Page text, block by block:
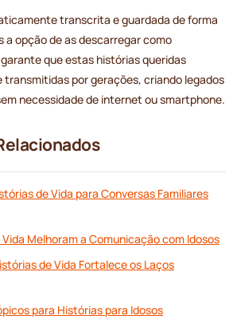
transcrita e guardada de forma
a opção de as descarregar como
que estas histórias queridas
transmitidas por gerações, criando legados
necessidade de internet ou smartphone.
de Vida para Conversas Familiares
Melhoram a Comunicação com Idosos
de Vida Fortalece os Laços
para Histórias para Idosos